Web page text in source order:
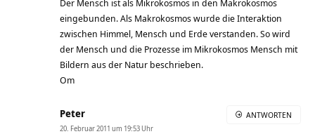
Der Mensch ist als Mikrokosmos in den Makrokosmos
eingebunden. Als Makrokosmos wurde die Interaktion
zwischen Himmel, Mensch und Erde verstanden. So wird
der Mensch und die Prozesse im Mikrokosmos Mensch mit
Bildern aus der Natur beschrieben.
Om
Peter
20. Februar 2011 um 19:53 Uhr
ANTWORTEN